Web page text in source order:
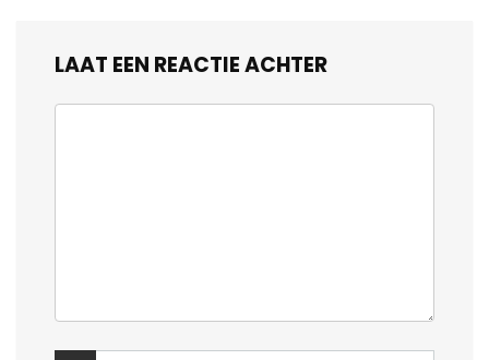
LAAT EEN REACTIE ACHTER